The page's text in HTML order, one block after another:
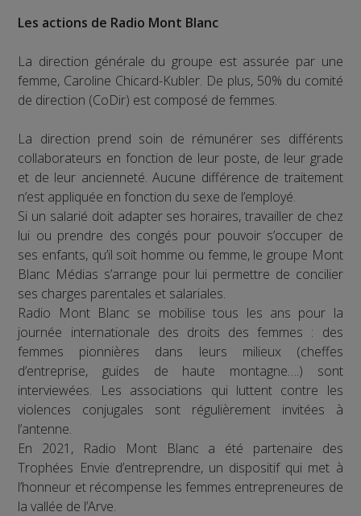
Les actions de Radio Mont Blanc
La direction générale du groupe est assurée par une
femme, Caroline Chicard-Kubler. De plus, 50% du comité
de direction (CoDir) est composé de femmes.
La direction prend soin de rémunérer ses différents
collaborateurs en fonction de leur poste, de leur grade
et de leur ancienneté. Aucune différence de traitement
n’est appliquée en fonction du sexe de l’employé.
Si un salarié doit adapter ses horaires, travailler de chez
lui ou prendre des congés pour pouvoir s’occuper de
ses enfants, qu’il soit homme ou femme, le groupe Mont
Blanc Médias s’arrange pour lui permettre de concilier
ses charges parentales et salariales.
Radio Mont Blanc se mobilise tous les ans pour la
journée internationale des droits des femmes : des
femmes pionnières dans leurs milieux (cheffes
d’entreprise, guides de haute montagne….) sont
interviewées. Les associations qui luttent contre les
violences conjugales sont régulièrement invitées à
l’antenne.
En 2021, Radio Mont Blanc a été partenaire des
Trophées Envie d’entreprendre, un dispositif qui met à
l’honneur et récompense les femmes entrepreneures de
la vallée de l’Arve.